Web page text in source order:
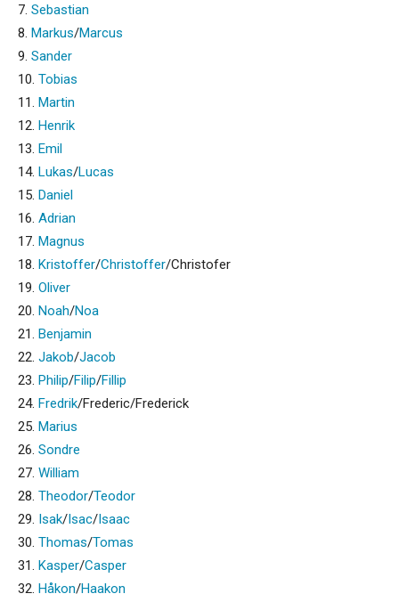
7. Sebastian
8. Markus/Marcus
9. Sander
10. Tobias
11. Martin
12. Henrik
13. Emil
14. Lukas/Lucas
15. Daniel
16. Adrian
17. Magnus
18. Kristoffer/Christoffer/Christofer
19. Oliver
20. Noah/Noa
21. Benjamin
22. Jakob/Jacob
23. Philip/Filip/Fillip
24. Fredrik/Frederic/Frederick
25. Marius
26. Sondre
27. William
28. Theodor/Teodor
29. Isak/Isac/Isaac
30. Thomas/Tomas
31. Kasper/Casper
32. Håkon/Haakon